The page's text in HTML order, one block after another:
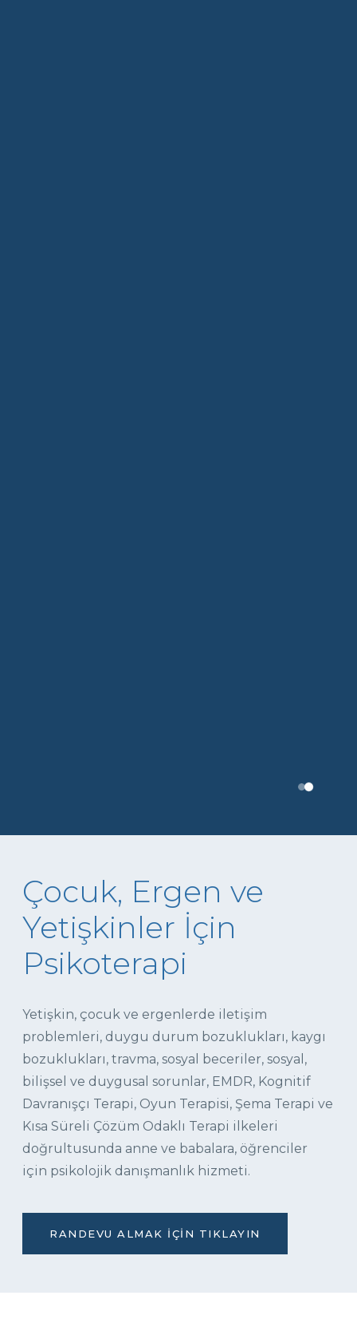
Çocuk, Ergen ve
Yetişkinler İçin
Psikoterapi
Yetişkin, çocuk ve ergenlerde iletişim
problemleri, duygu durum bozuklukları, kaygı
bozuklukları, travma, sosyal beceriler, sosyal,
bilişsel ve duygusal sorunlar, EMDR, Kognitif
Davranışçı Terapi, Oyun Terapisi, Şema Terapi ve
Kısa Süreli Çözüm Odaklı Terapi ilkeleri
doğrultusunda anne ve babalara, öğrenciler
için psikolojik danışmanlık hizmeti.
RANDEVU ALMAK İÇIN TIKLAYIN